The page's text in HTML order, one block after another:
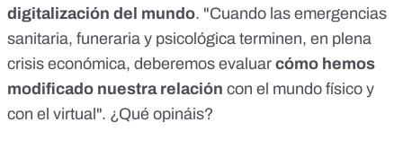
digitalización del mundo. "Cuando las emergencias
sanitaria, funeraria y psicológica terminen, en plena
crisis económica, deberemos evaluar cómo hemos
modificado nuestra relación con el mundo físico y
con el virtual". ¿Qué opináis?